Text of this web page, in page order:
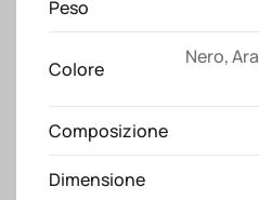
per
la
personalizzazione
quantità
Peso
Colore
Nero,
Composizione
Dimensione